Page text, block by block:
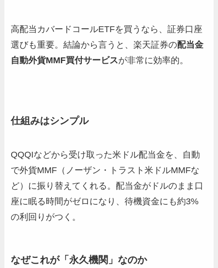
高配当カバードコールETFを買うなら、証券口座
選びも重要。結論から言うと、楽天証券の配当金
自動外貨MMF買付サービスが非常に効率的。
仕組みはシンプル
QQQIなどから受け取った米ドル配当金を、自動
で外貨MMF（ノーザン・トラスト米ドルMMFな
ど）に振り替えてくれる。配当金がドルのまま口
座に眠る時間がゼロになり、待機資金にも約3%
の利回りがつく。
なぜこれが「永久機関」なのか